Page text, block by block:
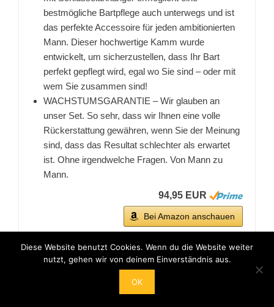
bestmögliche Bartpflege auch unterwegs und ist
das perfekte Accessoire für jeden ambitionierten
Mann. Dieser hochwertige Kamm wurde
entwickelt, um sicherzustellen, dass Ihr Bart
perfekt gepflegt wird, egal wo Sie sind – oder mit
wem Sie zusammen sind!
WACHSTUMSGARANTIE – Wir glauben an
unser Set. So sehr, dass wir Ihnen eine volle
Rückerstattung gewähren, wenn Sie der Meinung
sind, dass das Resultat schlechter als erwartet
ist. Ohne irgendwelche Fragen. Von Mann zu
Mann.
94,95 EUR
Bei Amazon anschauen
BESTSELLER NR. 2
Diese Website benutzt Cookies. Wenn du die Website weiter
nutzt, gehen wir von deinem Einverständnis aus.
OK